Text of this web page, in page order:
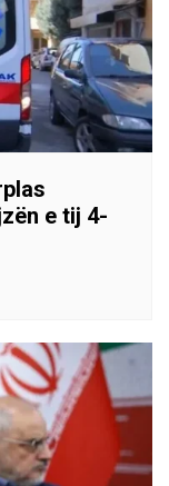
e tij 4-